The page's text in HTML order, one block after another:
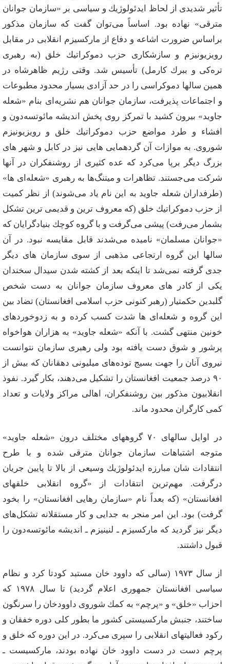
تأثیر شدیدی‌ از لحاظ‌ ایدئولوژیك‌ و سیاسی‌ بر «سازمان‌ جوانان‌
مترقی‌» نهاده‌ بود. اساساً می‌توان‌ گفت‌ كه‌ سازمان‌ مذكور
براساس‌ ضرورت‌ اشاعه‌ و دفاع‌ از ماركسیزم‌ انقلابی‌ در مقابل‌
رویزیونیزم‌ و سازشكاری‌ حزب‌ دموكراتیك‌ خلق‌ (به‌ رهبری‌
تره‌كی‌ و ببرك‌ كارمل‌) تأسیس‌ شد. وقتی‌ رژیم‌ ظاهرشاه‌ در
همین‌ سالها دموكراسی‌ را در حد آزادی‌ بسیار محدود مطبوعات‌
و اجتماعات‌ پذیرفت‌، سازمان‌ جوانان‌ هم‌ نشریه‌ای‌ بنام‌ «شعله‌
جاوید» بیرون‌ كشید با تمركز روی‌ پخش‌ اندیشه‌ مائوتسه‌دون‌ و
افشاء و طرد مواضع‌ حزب‌ دموكراتیك‌ خلق‌ و رویزیونیزم‌
شوروی‌. به‌ موازات‌ آن‌ گردهمایی‌ هایی‌ نیز در كابل‌ و شهر های‌
بزرگ‌ دیگر برپا می‌كرد كه‌ عده‌ كثیری‌ از روشنفكران‌ در آنها
شركت‌ می‌جستند. تظاهرات‌ و میتنگ‌ها به‌ رهبری‌ «شعله‌ای‌ ها»
(طرفداران‌ شعله‌ جاوید به‌ این‌ نام‌ یاد می‌شوند) از نظر كمیت‌
از حزب‌ دموكراتیك‌ خلق‌ (كه‌ معروف‌ ترین‌ و قدیمی‌ ترین‌ تشكل‌
بشمار می‌رفت‌) پیشی‌ می‌گرفت‌ و با گروه‌ كوچك‌ بنیادگرایان‌ كه‌
«جوانان‌ مسلمان‌» نامیده‌ می‌شدند قابل‌ مقایسه‌ نبود. در آن‌
سالها این‌ گروه‌ ارتجاعی‌ مذهبی‌ از سوی‌ سازمان‌ های‌ دیگر
جدی‌ گرفته‌ نمی‌شد تا اینكه‌ بعد از كشته‌ شدن‌ سیدال‌ سخندان‌
یكی‌ از كادر های‌ معروف‌ سازمان‌ جوانان‌ به‌ دست‌ شخص‌
گلبدین‌ حكمتیار (رهبر كنونی‌ حزب‌ اسلامی‌ افغانستان‌) تضاد بین‌
این‌ گروه‌ و شعله‌ای‌ ها شدت‌ كسب‌ كرده‌ و به‌ زدوخوردهای‌
خونین‌ منتهی‌ گشت‌. با آنكه‌ «شعله‌ جاوید» به‌ هزاران‌ هواخواه‌
پرشور و شوق‌ دست‌ یافته‌ بود ولی‌ رهبری‌ سازمان‌ نتوانست‌
نیروی‌ آنان‌ را جهت‌ بسیج‌ توده‌های‌ میلیونی‌ دهقانان‌ كه‌ بیش‌ از
۹۰ درصد جمعیت‌ افغانستان‌ را تشكیل‌ می‌دهند، بكار گیرد. نفوذ
انقلابیون‌ مذكور بین‌ روشنفكران‌، اهالی‌ مراكز ولایات‌ و تعداد
كمی‌ كارگران‌ محدود ماند.
در اوایل‌ سالهای‌ ۷۰ گروههای‌ مختلف‌ درون‌ «شعله‌ جاوید»
متوجه‌ اشتباهات‌ سازمان‌ جوانان‌ مترقی‌ شده‌ و با طرح‌
انتقادات‌ شان‌ مبارزه‌ ایدئولوژیك‌ وسیعی‌ از بالا تا پایین‌ جریان‌
درگرفت‌. مهم‌ترین‌ انتقادات‌ از «گروه‌ انقلابی‌ خلقهای‌
افغانستان‌» (كه‌ بعداً نام‌ «سازمان‌ رهایی‌ افغانستان‌» را بخود
گرفت‌) بود. این‌ امر منجر به‌ جدایی‌ و كار مستقلانه‌ تشكل‌های‌
دیگر نیز گردید كه‌ ماركسیزم‌ ـ لنینیزم‌ ـ اندیشه‌ مائوتسه‌دون‌ را
قبول‌ داشتند.
از سال‌ ۱۹۷۳ (سالی‌ كه‌ داوود خان‌ مستبد كودتا كرد و نظام‌
سیاسی‌ افغانستان‌ جمهوری‌ اعلام‌ گردید) تا سال‌ ۱۹۷۸ كه‌
احزاب‌ «خلق‌» و «پرچم‌» به‌ كمك‌ شوروی‌ داوودخان‌ را سرنگون‌
ساختند، جنبش‌ ماركسیستی‌ كشور ما بطور كلی‌ دوره‌ خفقان‌ و
ركود فعالیتهای‌ انقلابی‌ را سپری‌ می‌كرد. در این‌ دوره‌ كه‌ خلق‌ و
پرچم‌ دست‌ در دست‌ داوود خان‌ نهاده‌ بودند، ماركسیست‌ ـ